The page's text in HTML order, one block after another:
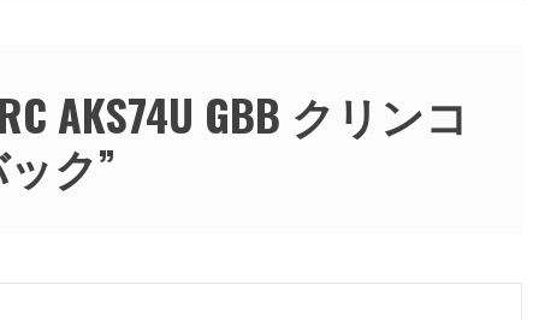
AKS74U GBB クリンコ
ク”